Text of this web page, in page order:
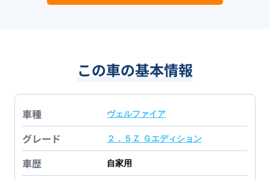
この車の基本情報
車種 ヴェルファイア
グレード ２．５Ｚ Ｇエディション
車歴 自家用